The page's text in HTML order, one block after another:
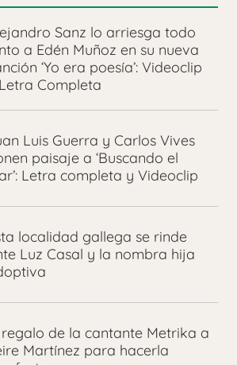
Sanz lo arriesga todo
a Edén Muñoz en su nueva
‘Yo era poesía’: Videoclip
Completa
Luis Guerra y Carlos Vives
paisaje a ‘Buscando el
Letra completa y Videoclip
localidad gallega se rinde
Luz Casal y la nombra hija
regalo de la cantante Metrika a
Martínez para hacerla